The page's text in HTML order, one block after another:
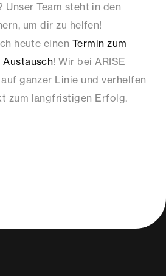
Unser Team steht in den
um dir zu helfen!
heute einen Termin zum
Austausch! Wir bei ARISE
ganzer Linie und verhelfen
zum langfristigen Erfolg.